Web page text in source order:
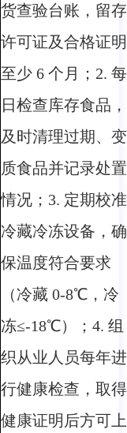
货查验台账，留存
许可证及合格证明
至少 6 个月；2. 每
日检查库存食品，
及时清理过期、变
质食品并记录处置
情况；3. 定期校准
冷藏冷冻设备，确
保温度符合要求
（冷藏 0-8℃，冷
冻≤-18℃）；4. 组
织从业人员每年进
行健康检查，取得
健康证明后方可上